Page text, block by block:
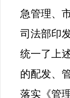
急管理、
司法部印
统一了上
的配发、
落实《管